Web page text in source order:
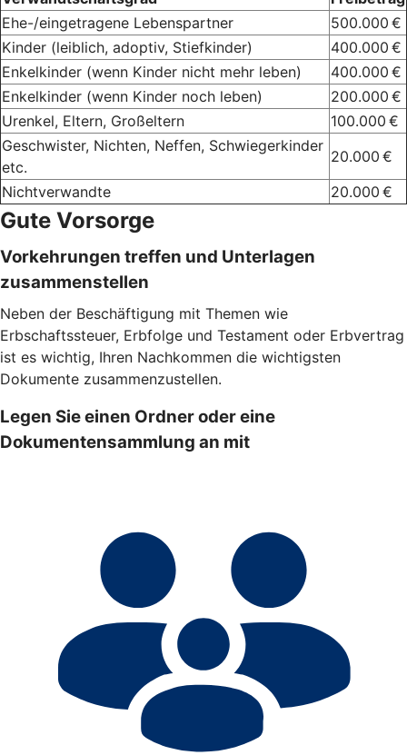
Ehe-/eingetragene Lebenspartner
500.000 €
Kinder (leiblich, adoptiv, Stiefkinder)
400.000 €
Enkelkinder (wenn Kinder nicht mehr leben)
400.000 €
Enkelkinder (wenn Kinder noch leben)
200.000 €
Urenkel, Eltern, Großeltern
100.000 €
Geschwister, Nichten, Neffen, Schwiegerkinder
etc.
20.000 €
Nichtverwandte
20.000 €
Gute Vorsorge
Vorkehrungen treffen und Unterlagen
zusammenstellen
Neben der Beschäftigung mit Themen wie
Erbschaftssteuer, Erbfolge und Testament oder Erbvertrag
ist es wichtig, Ihren Nachkommen die wichtigsten
Dokumente zusammenzustellen.
Legen Sie einen Ordner oder eine
Dokumentensammlung an mit